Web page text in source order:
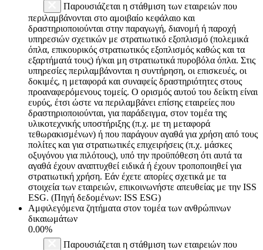
Παρουσιάζεται η στάθμιση των εταιρειών που
περιλαμβάνονται στο αμοιβαίο κεφάλαιο και
δραστηριοποιούνται στην παραγωγή, διανομή ή παροχή
υπηρεσιών σχετικών με στρατιωτικό εξοπλισμό (πολεμικά
όπλα, επικουρικός στρατιωτικός εξοπλισμός καθώς και τα
εξαρτήματά τους) ή/και μη στρατιωτικά πυροβόλα όπλα. Στις
υπηρεσίες περιλαμβάνονται η συντήρηση, οι επισκευές, οι
δοκιμές, η μεταφορά και συναφείς δραστηριότητες στους
προαναφερόμενους τομείς. Ο ορισμός αυτού του δείκτη είναι
ευρύς, έτσι ώστε να περιλαμβάνει επίσης εταιρείες που
δραστηριοποιούνται, για παράδειγμα, στον τομέα της
υλικοτεχνικής υποστήριξης (π.χ. με τη μεταφορά
τεθωρακισμένων) ή που παράγουν αγαθά για χρήση από τους
πολίτες και για στρατιωτικές επιχειρήσεις (π.χ. μάσκες
οξυγόνου για πιλότους), υπό την προϋπόθεση ότι αυτά τα
αγαθά έχουν αναπτυχθεί ειδικά ή έχουν τροποποιηθεί για
στρατιωτική χρήση. Εάν έχετε απορίες σχετικά με τα
στοιχεία των εταιρειών, επικοινωνήστε απευθείας με την ISS
ESG. (Πηγή δεδομένων: ISS ESG)
Αμφιλεγόμενα ζητήματα στον τομέα των ανθρώπινων
δικαιωμάτων
0.00%
Παρουσιάζεται η στάθμιση των εταιρειών που